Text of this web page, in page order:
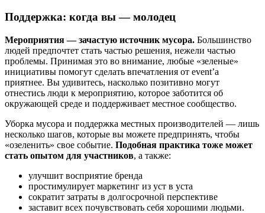
Поддержка: когда вы — молодец
Мероприятия — зачастую источник мусора. Большинство
людей предпочтет стать частью решения, нежели частью
проблемы. Принимая это во внимание, любые «зеленые»
инициативы помогут сделать впечатления от event’а
приятнее. Вы удивитесь, насколько позитивно могут
отнестись люди к мероприятию, которое заботится об
окружающей среде и поддерживает местное сообщество.
Уборка мусора и поддержка местных производителей — лишь
несколько шагов, которые вы можете предпринять, чтобы
«озеленить» свое событие. Подобная практика тоже может
стать опытом для участников, а также:
улучшит восприятие бренда
простимулирует маркетинг из уст в уста
сократит затраты в долгосрочной перспективе
заставит всех почувствовать себя хорошими людьми.